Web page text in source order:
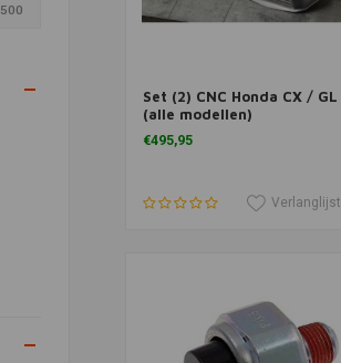
500
Meer informatie
Set (2) CNC Honda CX / GL
(alle modellen)
Kleppendeksels
€495,95
Verlanglijst